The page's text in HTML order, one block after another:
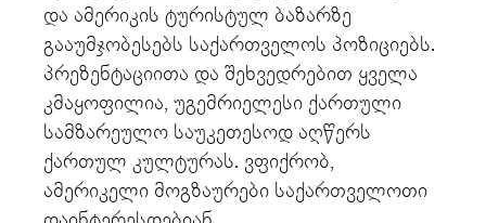
და ამერიკის ტურისტულ ბაზარზე
გააუმჯობესებს საქართველოს პოზიციებს.
პრეზენტაციითა და შეხვედრებით ყველა
კმაყოფილია, უგემრიელესი ქართული
სამზარეულო საუკეთესოდ აღწერს
ქართულ კულტურას. ვფიქრობ,
ამერიკელი მოგზაურები საქართველოთი